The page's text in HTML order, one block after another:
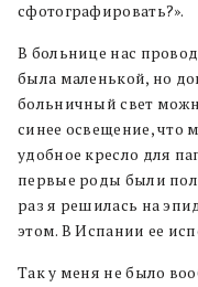
сфотографировать?».
В больнице нас
была маленькой, но
больничный свет
синее освещение, что
удобное кресло для
первые роды были
раз я решилась на
этом. В Испании ее
Так у меня не было